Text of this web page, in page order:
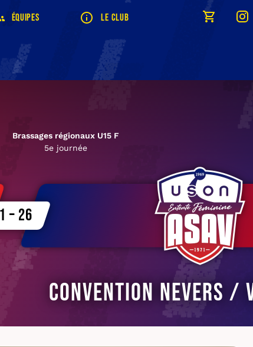
Équipes Le club
Brassages régionaux U15 F
5e journée
Convention Nevers /
– 26